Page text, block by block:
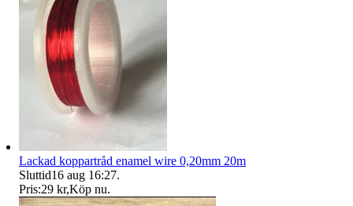
Lackad koppartråd enamel wire 0,20mm 20m
Sluttid16 aug 16:27.
Pris:29 kr,Köp nu.